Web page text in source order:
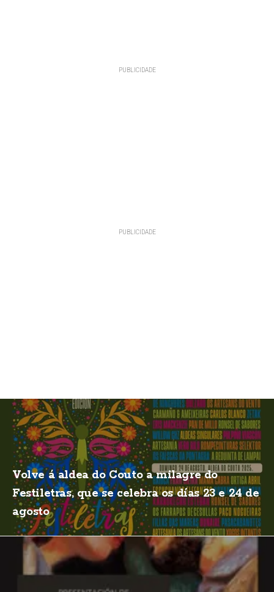
Volve á aldea do Couto a milagre do
Festiletras, que se celebra os días 23 e 24 de
agosto